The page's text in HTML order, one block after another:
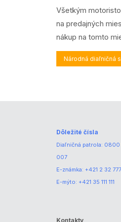
Všetkým
na predajných
nákup na tomto
Národná diaľničná
Dôležité čísla
Diaľničná patrola: 0800
007
E-známka: +421 2 32
E-mýto: +421 35 111 111
Kontakty